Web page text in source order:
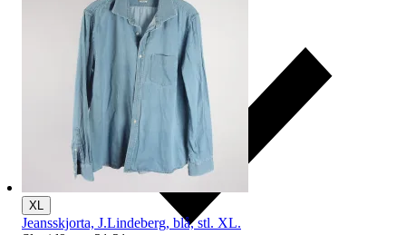
XL
Jeansskjorta, J.Lindeberg, blå, stl. XL.